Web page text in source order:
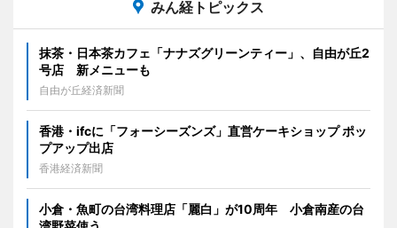
みん経トピックス
抹茶・日本茶カフェ「ナナズグリーンティー」、自由が丘2
号店 新メニューも
自由が丘経済新聞
香港・ifcに「フォーシーズンズ」直営ケーキショップ ポッ
プアップ出店
香港経済新聞
小倉・魚町の台湾料理店「麗白」が10周年 小倉南産の台